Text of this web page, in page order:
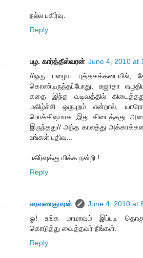
நல்ல பகிர்வு.
Reply
பழ. கார்த்தீஸ்வரன் June 4, 2010 at
//ஒரு பழைய புத்தகக்கடையில்,
கொண்டிருந்தப்போது, சுஜாதா
கதை இந்த வடிவத்தில்
மகிழ்ச்சி ஒருபுறம் என்றால்,
பொக்கிஷமாக இது கிடைத்தது
இருந்தது// அந்த காலத்து
உங்கள் பதிவு...
பகிர்வுக்கு மிக்க நன்றி !
Reply
சரவணகுமரன்
June 4, 2010 at
ஓ! உங்க மாமாவும் இப்படி
கொடுத்து வைத்தவர் நீங்கள்.
Reply